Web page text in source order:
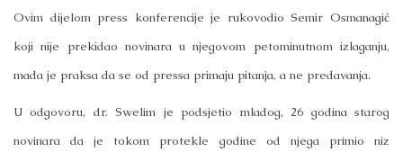
Ovim dijelom press konferencije je rukovodio Semir Osmanagić
koji nije prekidao novinara u njegovom petominutnom izlaganju,
mada je praksa da se od pressa primaju pitanja, a ne predavanja.
U odgovoru, dr. Swelim je podsjetio mladog, 26 godina starog
novinara da je tokom protekle godine od njega primio niz